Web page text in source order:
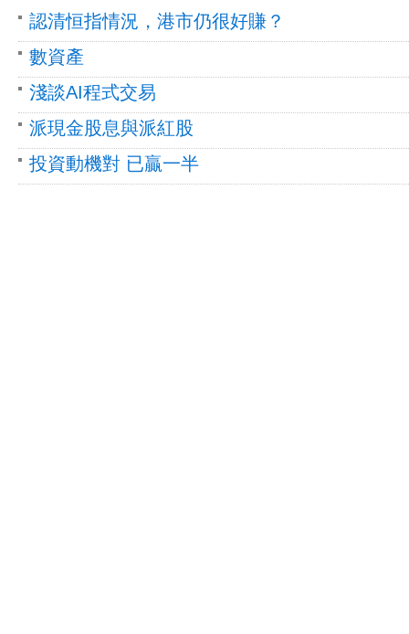
認清恒指情況，港市仍很好賺？
數資產
淺談AI程式交易
派現金股息與派紅股
投資動機對 已贏一半